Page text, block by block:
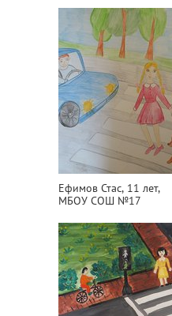
Ефимов Стас, 11 лет,
МБОУ СОШ №17